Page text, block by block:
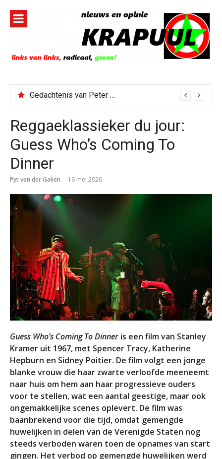
inhoud
Gedachtenis van Peter Faber
Reggaeklassieker du jour:
Guess Who’s Coming To
Dinner
Pyt van der Galiën 16 mei 2026
Guess Who’s Coming To Dinner is een film van Stanley
Kramer uit 1967, met Spencer Tracy, Katherine
Hepburn en Sidney Poitier. De film volgt een jonge
blanke vrouw die haar zwarte verloofde meeneemt
naar huis om hem aan haar progressieve ouders
voor te stellen, wat een aantal geestige, maar ook
ongemakkelijke scenes oplevert. De film was
baanbrekend voor die tijd, omdat gemengde
huwelijken in delen van de Verenigde Staten nog
steeds verboden waren toen de opnames van start
gingen. Het verbod op gemengde huwelijken werd